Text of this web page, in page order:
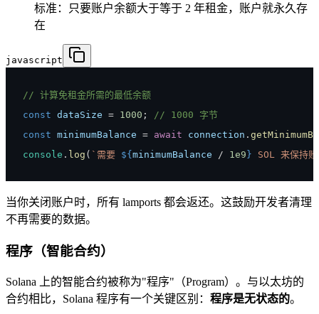
标准：只要账户余额大于等于 2 年租金，账户就永久存
在
javascript
// 计算免租金所需的最低余额
const dataSize = 1000 ;
// 1000 字节
const minimumBalance = await connection .
console . log ( ` 需要 ${ minimumBalance / 1e9 } SOL 来保持
当你关闭账户时，所有 lamports 都会返还。这鼓励开发者清理
不再需要的数据。
程序（智能合约）
Solana 上的智能合约被称为"程序"（Program）。与以太坊的
合约相比，Solana 程序有一个关键区别： 程序是无状态的。